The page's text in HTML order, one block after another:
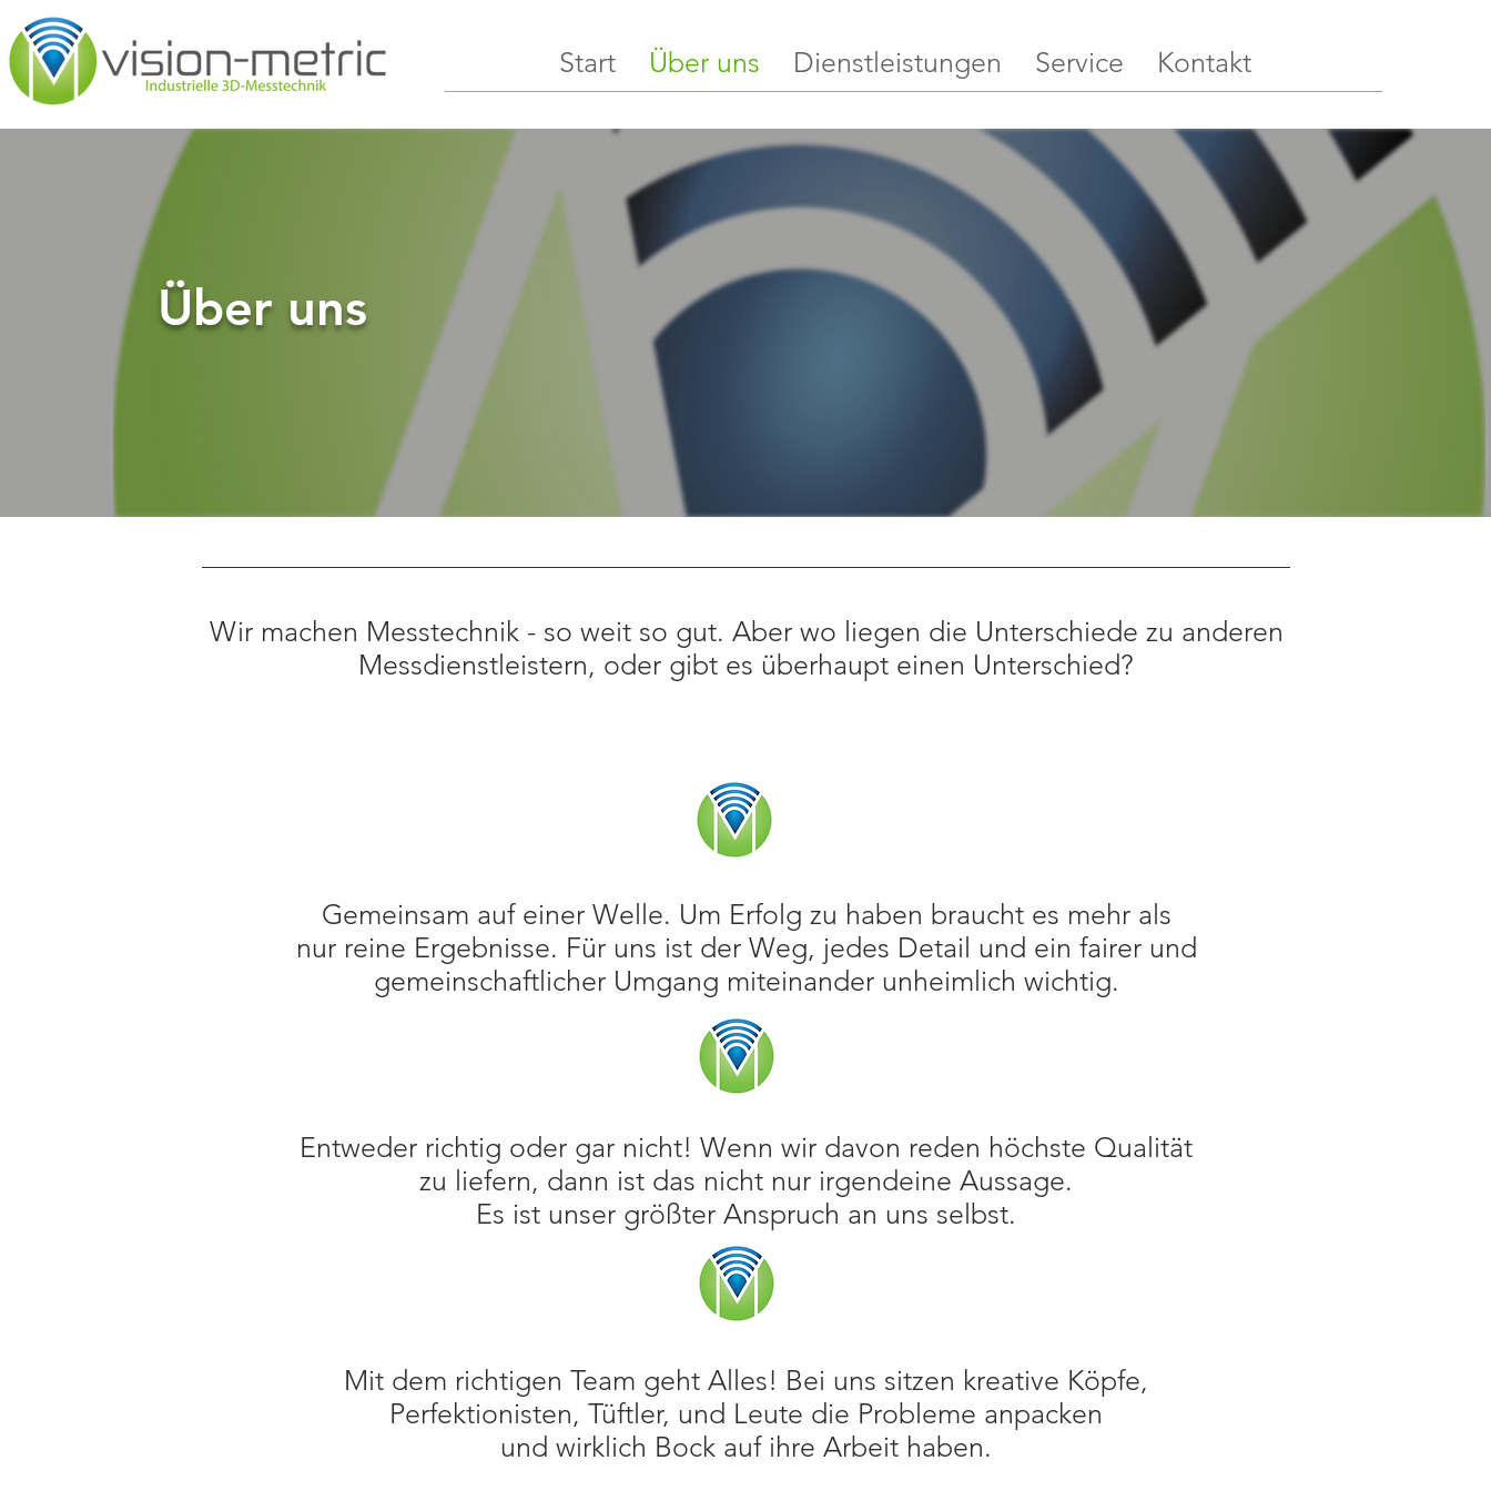
Start Über uns Dienstleistungen Service Kontakt
Über uns
Wir machen Messtechnik - so weit so gut. Aber wo liegen die Unterschiede zu anderen
Messdienstleistern, oder gibt es überhaupt einen Unterschied?
Gemeinsam auf einer Welle. Um Erfolg zu haben braucht es mehr als
nur reine Ergebnisse. Für uns ist der Weg, jedes Detail und ein fairer und
gemeinschaftlicher Umgang miteinander unheimlich wichtig.
Entweder richtig oder gar nicht! Wenn wir davon reden höchste Qualität
zu liefern, dann ist das nicht nur irgendeine Aussage.
Es ist unser größter Anspruch an uns selbst.
Mit dem richtigen Team geht Alles! Bei uns sitzen kreative Köpfe,
Perfektionisten, Tüftler, und Leute die Probleme anpacken
und wirklich Bock auf ihre Arbeit haben.